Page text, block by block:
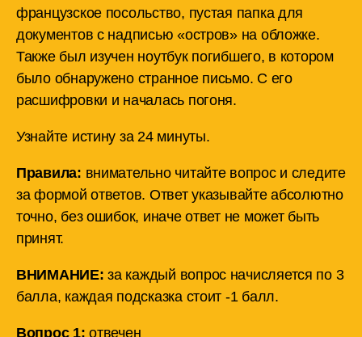
французское посольство, пустая папка для
документов с надписью «остров» на обложке.
Также был изучен ноутбук погибшего, в котором
было обнаружено странное письмо. С его
расшифровки и началась погоня.
Узнайте истину за 24 минуты.
Правила: внимательно читайте вопрос и следите
за формой ответов. Ответ указывайте абсолютно
точно, без ошибок, иначе ответ не может быть
принят.
ВНИМАНИЕ: за каждый вопрос начисляется по 3
балла, каждая подсказка стоит -1 балл.
Вопрос 1: отвечен